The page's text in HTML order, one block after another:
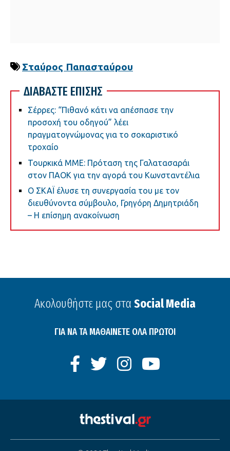
Σταύρος Παπασταύρου
ΔΙΑΒΑΣΤΕ ΕΠΙΣΗΣ
Σέρρες: “Πιθανό κάτι να απέσπασε την
προσοχή του οδηγού” λέει
πραγματογνώμονας για το σοκαριστικό
τροχαίο
Τουρκικά ΜΜΕ: Πρόταση της Γαλατασαράι
στον ΠΑΟΚ για την αγορά του Κωνσταντέλια
Ο ΣΚΑΪ έλυσε τη συνεργασία του με τον
διευθύνοντα σύμβουλο, Γρηγόρη Δημητριάδη
– Η επίσημη ανακοίνωση
Ακολουθήστε μας στα Social Media
ΓΙΑ ΝΑ ΤΑ ΜΑΘΑΙΝΕΤΕ ΟΛΑ ΠΡΩΤΟΙ